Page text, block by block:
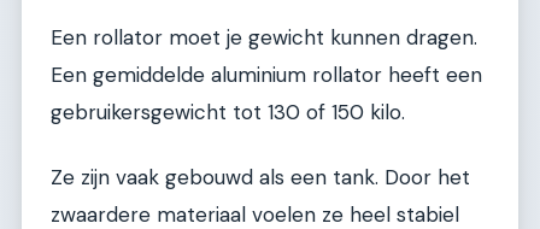
Een rollator moet je gewicht kunnen dragen.
Een gemiddelde aluminium rollator heeft een
gebruikersgewicht tot 130 of 150 kilo.
Ze zijn vaak gebouwd als een tank. Door het
zwaardere materiaal voelen ze heel stabiel